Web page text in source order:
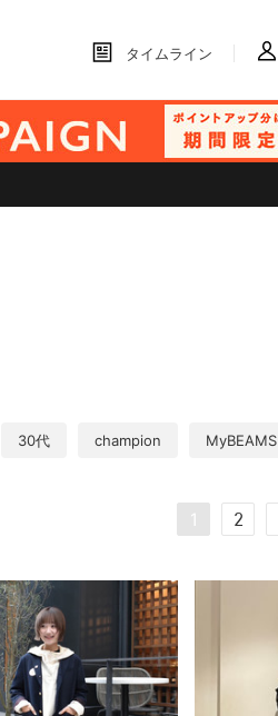
タイムライン
30代 champion MyBEAMS
1 2